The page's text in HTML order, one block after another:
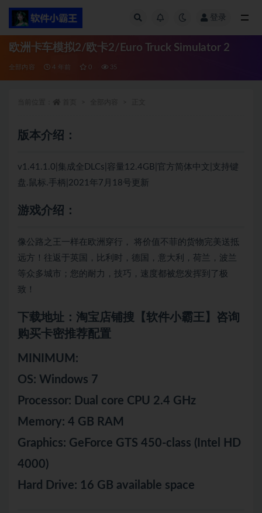
登录
欧洲卡车模拟2/欧卡2/Euro Truck Simulator 2
全部内容 4 年前 0 35
版本介绍：
v1.41.1.0|集成全DLCs|容量12.4GB|官方简体中文|支持键
盘.鼠标.手柄|2021年7月18号更新
游戏介绍：
像公路之王一样在欧洲穿行， 将价值不菲的货物完美送抵
远方！往返于英国，比利时，德国，意大利，荷兰，波兰
等众多城市；您的耐力，技巧，速度都被您发挥到了极
致！
下载地址：淘宝店铺搜【软件小霸王】咨询
购买卡密推荐配置
MINIMUM:
OS: Windows 7
Processor: Dual core CPU 2.4 GHz
Memory: 4 GB RAM
Graphics: GeForce GTS 450-class (Intel HD
4000)
Hard Drive: 16 GB available space